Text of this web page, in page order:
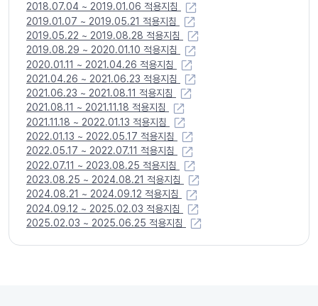
2018.07.04 ~ 2019.01.06 적용지침
2019.01.07 ~ 2019.05.21 적용지침
2019.05.22 ~ 2019.08.28 적용지침
2019.08.29 ~ 2020.01.10 적용지침
2020.01.11 ~ 2021.04.26 적용지침
2021.04.26 ~ 2021.06.23 적용지침
2021.06.23 ~ 2021.08.11 적용지침
2021.08.11 ~ 2021.11.18 적용지침
2021.11.18 ~ 2022.01.13 적용지침
2022.01.13 ~ 2022.05.17 적용지침
2022.05.17 ~ 2022.07.11 적용지침
2022.07.11 ~ 2023.08.25 적용지침
2023.08.25 ~ 2024.08.21 적용지침
2024.08.21 ~ 2024.09.12 적용지침
2024.09.12 ~ 2025.02.03 적용지침
2025.02.03 ~ 2025.06.25 적용지침